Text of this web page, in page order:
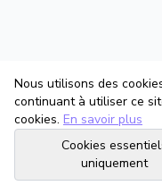
Nous utilisons des
continuant à utiliser ce
cookies. En savoir plus
Cookies
uniquement